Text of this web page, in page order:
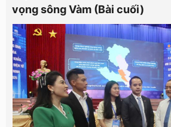
vọng sông Vàm (Bài cuối)